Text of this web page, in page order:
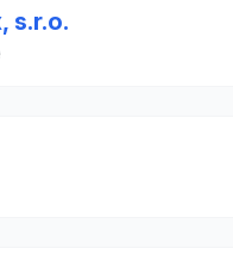
s.r.o.